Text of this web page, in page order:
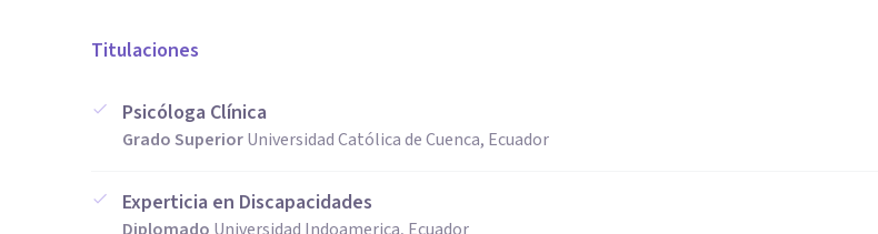
Titulaciones
Psicóloga Clínica
Grado SuperiorUniversidad Católica de Cuenca, Ecuador
Experticia en Discapacidades